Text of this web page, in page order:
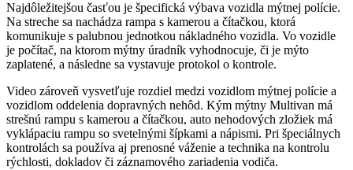
Najdôležitejšou časťou je špecifická výbava vozidla mýtnej polície.
Na streche sa nachádza rampa s kamerou a čítačkou, ktorá
komunikuje s palubnou jednotkou nákladného vozidla. Vo vozidle
je počítač, na ktorom mýtny úradník vyhodnocuje, či je mýto
zaplatené, a následne sa vystavuje protokol o kontrole.
Video zároveň vysvetľuje rozdiel medzi vozidlom mýtnej polície a
vozidlom oddelenia dopravných nehôd. Kým mýtny Multivan má
strešnú rampu s kamerou a čítačkou, auto nehodových zložiek má
vyklápaciu rampu so svetelnými šípkami a nápismi. Pri špeciálnych
kontrolách sa používa aj prenosné váženie a technika na kontrolu
rýchlosti, dokladov či záznamového zariadenia vodiča.